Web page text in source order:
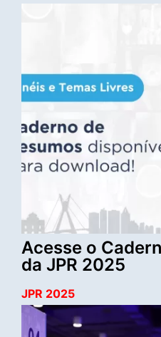
Acesse o
da JPR 2025
JPR 2025